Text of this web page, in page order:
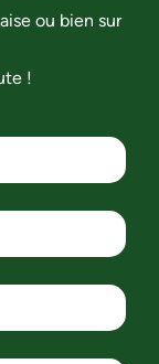
ou bien sur
!